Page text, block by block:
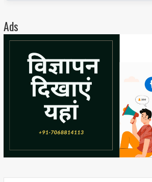
Ads